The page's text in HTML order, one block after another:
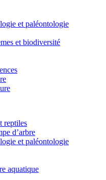
et paléontologie
et biodiversité
reptiles
d’arbre
et paléontologie
aquatique